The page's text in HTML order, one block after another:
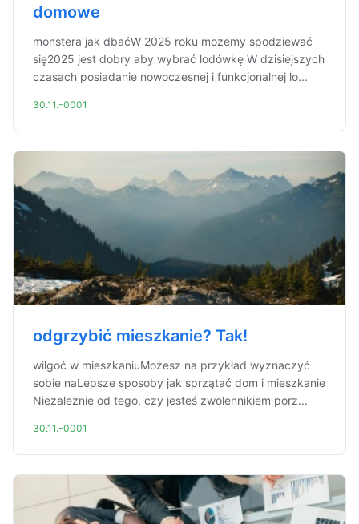
domowe
monstera jak dbaćW 2025 roku możemy spodziewać
się2025 jest dobry aby wybrać lodówkę W dzisiejszych
czasach posiadanie nowoczesnej i funkcjonalnej lo...
30.11.-0001
odgrzybić mieszkanie? Tak!
wilgoć w mieszkaniuMożesz na przykład wyznaczyć
sobie naLepsze sposoby jak sprzątać dom i mieszkanie
Niezależnie od tego, czy jesteś zwolennikiem porz...
30.11.-0001